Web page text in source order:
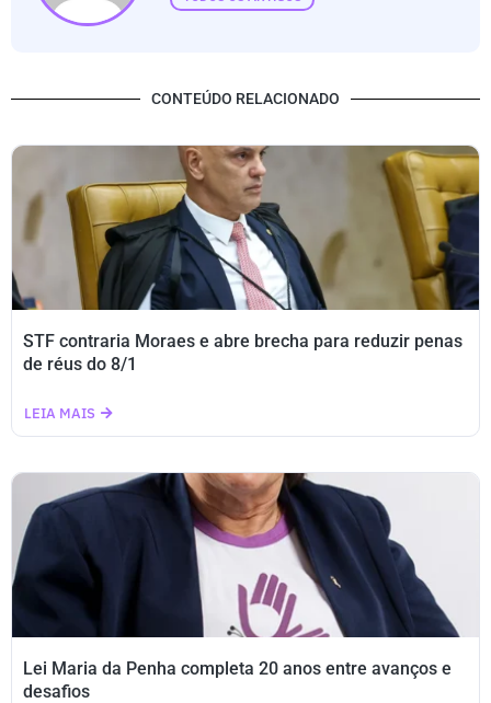
CONTEÚDO RELACIONADO
STF contraria Moraes e abre brecha para reduzir penas
de réus do 8/1
LEIA MAIS
Lei Maria da Penha completa 20 anos entre avanços e
desafios